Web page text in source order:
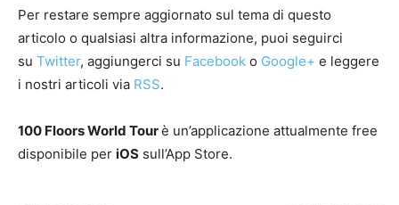
Per restare sempre aggiornato sul tema di questo
articolo o qualsiasi altra informazione, puoi seguirci
su Twitter, aggiungerci su Facebook o Google+ e leggere
i nostri articoli via RSS.
100 Floors World Tourè un’applicazione attualmente free
disponibile per iOS sull’App Store.